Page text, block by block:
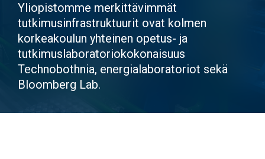
Yliopistomme merkittävimmät
tutkimusinfrastruktuurit ovat kolmen
korkeakoulun yhteinen opetus- ja
tutkimuslaboratoriokokonaisuus
Technobothnia, energialaboratoriot sekä
Bloomberg Lab.